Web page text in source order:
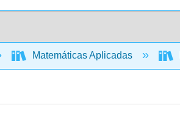
Matemáticas Aplicadas